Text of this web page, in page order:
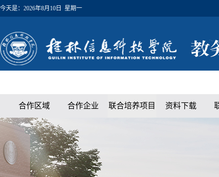
今天是： 2026年8月10日 星期一
合作区域 合作企业 联合培养项目 资料下载